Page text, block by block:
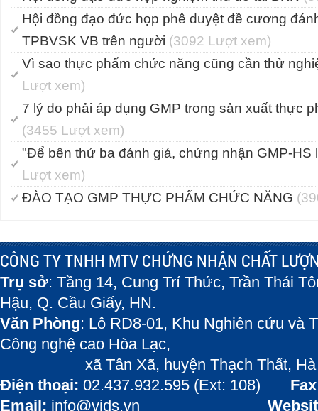
Hội đồng đạo đức họp phê duyệt đề cương
TPBVSK VB trên người (3092 Lượt xem)
Vì sao thực phẩm chức năng cũng cần thử
Lượt xem)
7 lý do phải áp dụng GMP trong sản xuất thực
(3455 Lượt xem)
"Để bên thứ ba đánh giá, chứng nhận GMP-HS
Lượt xem)
ĐÀO TẠO GMP THỰC PHẨM CHỨC NĂNG
CÔNG TY TNHH MTV CHỨNG NHẬN CHẤT
Trụ sở: Tầng 14, Cung Trí Thức, Trần Thái
Hậu, Q. Cầu Giấy, HN.
Văn Phòng: Lô RD8-01, Khu Nghiên cứu và
Công nghệ cao Hòa Lạc,
xã Tân Xã, huyện Thạch Thất, Hà
Điện thoại: 02.437.932.595 (Ext: 108)
Email: info@vids.vn